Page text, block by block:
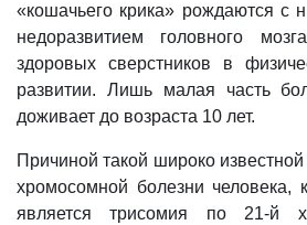
«кошачьего крика» рождаются с
недоразвитием головного
здоровых сверстников в
развитии. Лишь малая часть
доживает до возраста 10 лет.
Причиной такой широко
хромосомной болезни человека,
является трисомия по 21-й